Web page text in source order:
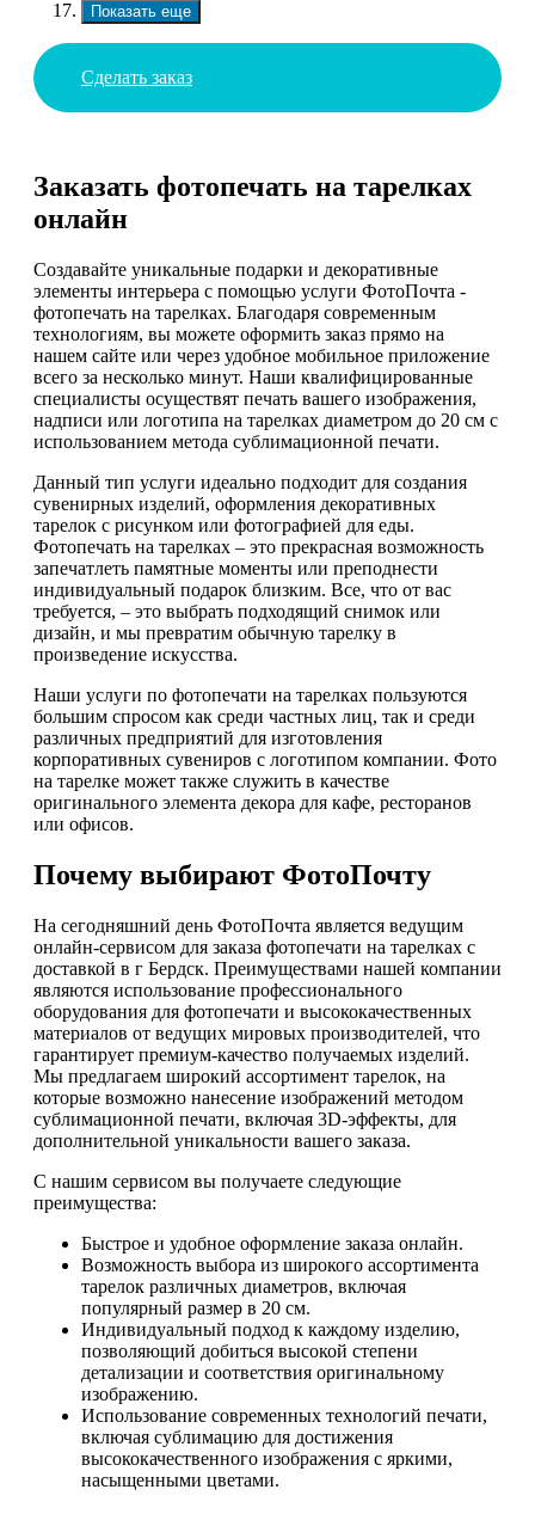
Показать еще
Сделать заказ
Заказать фотопечать на тарелках
онлайн
Создавайте уникальные подарки и декоративные
элементы интерьера с помощью услуги ФотоПочта -
фотопечать на тарелках. Благодаря современным
технологиям, вы можете оформить заказ прямо на
нашем сайте или через удобное мобильное приложение
всего за несколько минут. Наши квалифицированные
специалисты осуществят печать вашего изображения,
надписи или логотипа на тарелках диаметром до 20 см с
использованием метода сублимационной печати.
Данный тип услуги идеально подходит для создания
сувенирных изделий, оформления декоративных
тарелок с рисунком или фотографией для еды.
Фотопечать на тарелках – это прекрасная возможность
запечатлеть памятные моменты или преподнести
индивидуальный подарок близким. Все, что от вас
требуется, – это выбрать подходящий снимок или
дизайн, и мы превратим обычную тарелку в
произведение искусства.
Наши услуги по фотопечати на тарелках пользуются
большим спросом как среди частных лиц, так и среди
различных предприятий для изготовления
корпоративных сувениров с логотипом компании. Фото
на тарелке может также служить в качестве
оригинального элемента декора для кафе, ресторанов
или офисов.
Почему выбирают ФотоПочту
На сегодняшний день ФотоПочта является ведущим
онлайн-сервисом для заказа фотопечати на тарелках с
доставкой в г Бердск. Преимуществами нашей компании
являются использование профессионального
оборудования для фотопечати и высококачественных
материалов от ведущих мировых производителей, что
гарантирует премиум-качество получаемых изделий.
Мы предлагаем широкий ассортимент тарелок, на
которые возможно нанесение изображений методом
сублимационной печати, включая 3D-эффекты, для
дополнительной уникальности вашего заказа.
С нашим сервисом вы получаете следующие
преимущества:
Быстрое и удобное оформление заказа онлайн.
Возможность выбора из широкого ассортимента
тарелок различных диаметров, включая
популярный размер в 20 см.
Индивидуальный подход к каждому изделию,
позволяющий добиться высокой степени
детализации и соответствия оригинальному
изображению.
Использование современных технологий печати,
включая сублимацию для достижения
высококачественного изображения с яркими,
насыщенными цветами.